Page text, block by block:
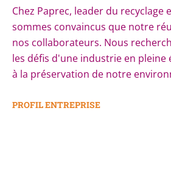
Chez Paprec, leader du
sommes convaincus que notre
nos collaborateurs. Nous
les défis d'une industrie en
à la préservation de notre
d'apprendre et de grandir
PROFIL ENTREPRISE